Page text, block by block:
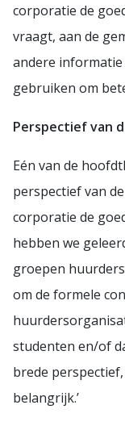
corporatie de
vraagt, aan de
andere informatie
gebruiken om
Perspectief van
Eén van de
perspectief van
corporatie de
hebben we
groepen
om de formele
studenten en/of
brede
belangrijk.’